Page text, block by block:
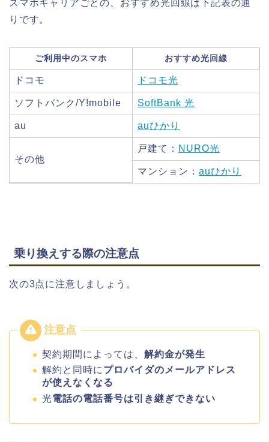
スマホキャリアごとの、おすすめ光回線は下記表の通
りです。
ご利用中のスマホ おすすめ光回線
ドコモ ドコモ光
ソフトバンク/Y!mobile SoftBank 光
au auひかり
その他
戸建て： NURO光
マンション： auひかり
乗り換えする際の注意点
次の3点に注意しましょう。
契約期間によっては、 解約金が発生
解約と同時に プロバイダのメールアドレス
が使えなくなる
光電話の電話番号は引き継ぎできない